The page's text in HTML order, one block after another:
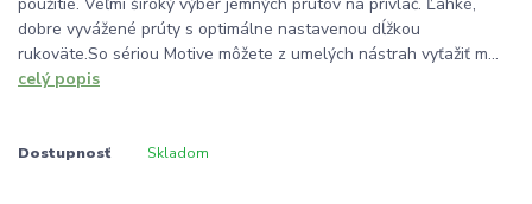
dobre vyvážené prúty s optimálne nastavenou dĺžkou
rukoväte.So sériou Motive môžete z umelých nástrah vyťažiť m...
celý popis
Dostupnosť Skladom